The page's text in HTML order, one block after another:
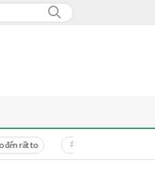
Danh tính người phụ nữ bị bạn trai